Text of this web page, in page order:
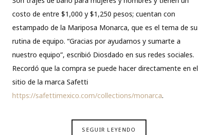
costo de entre $1,000 y $1,250 pesos; cuentan con
estampado de la Mariposa Monarca, que es el tema de su
rutina de equipo. “Gracias por ayudarnos y sumarte a
nuestro equipo”, escribió Diosdado en sus redes sociales.
Recordó que la compra se puede hacer directamente en el
sitio de la marca Safetti
https://safettimexico.com/collections/monarca.
SEGUIR LEYENDO